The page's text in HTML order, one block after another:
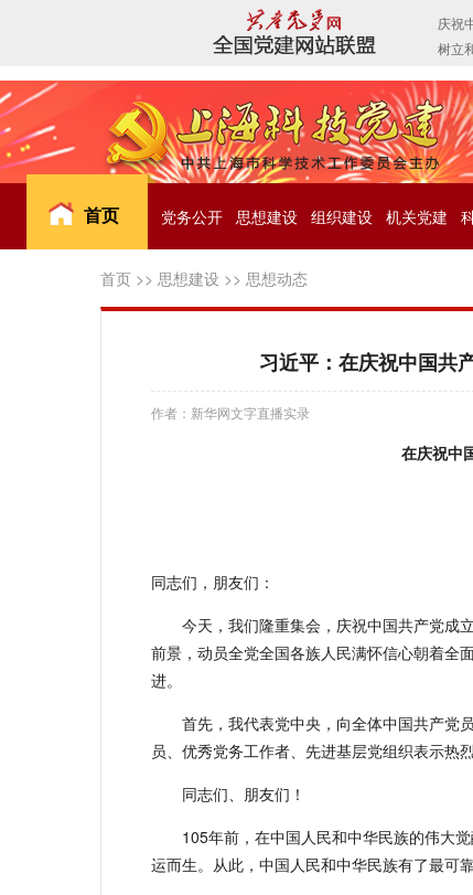
首页 党务公开 思想建设 组织建设 机关党建
首页 >> 思想建设 >> 思想动态
习近平：在庆祝中国共
作者：新华网文字直播实录
在庆祝中
同志们，朋友们：
今天，我们隆重集会，庆祝中国共产党成
前景，动员全党全国各族人民满怀信心朝着全
进。
首先，我代表党中央，向全体中国共产党
员、优秀党务工作者、先进基层党组织表示热
同志们、朋友们！
105年前，在中国人民和中华民族的伟大
运而生。从此，中国人民和中华民族有了最可